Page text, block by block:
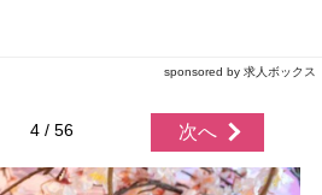
sponsored by 求人ボックス
4 / 56 次へ